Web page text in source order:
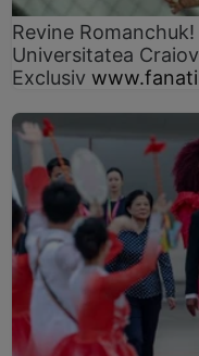
Revine
Universitatea
Exclusiv